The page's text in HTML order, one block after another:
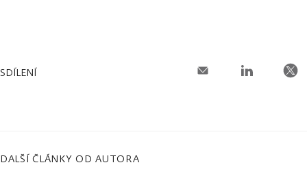
SDÍLENÍ
DALŠÍ ČLÁNKY OD AUTORA